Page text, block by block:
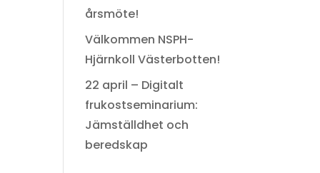
årsmöte!
Välkommen NSPH-
Hjärnkoll Västerbotten!
22 april – Digitalt
frukostseminarium:
Jämställdhet och
beredskap